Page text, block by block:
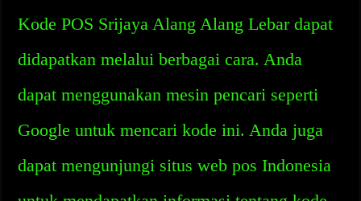
Kode POS Srijaya Alang Alang Lebar dapat
didapatkan melalui berbagai cara. Anda
dapat menggunakan mesin pencari seperti
Google untuk mencari kode ini. Anda juga
dapat mengunjungi situs web pos Indonesia